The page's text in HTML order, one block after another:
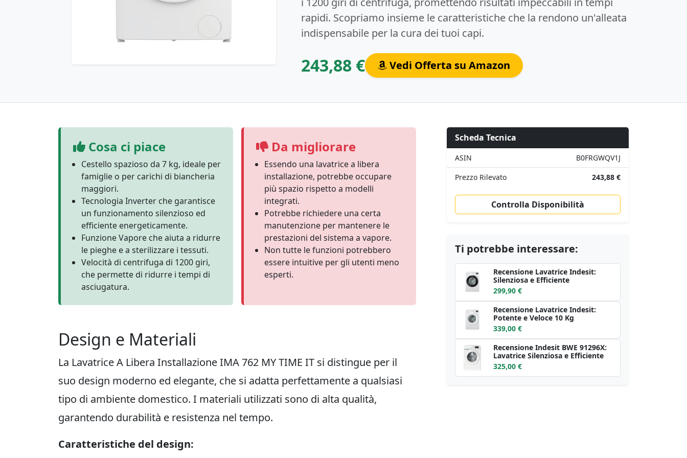
rapidi. Scopriamo insieme le caratteristiche che la rendono un'alleata
indispensabile per la cura dei tuoi capi.
243,88 € Vedi Offerta su Amazon
Cosa ci piace
Cestello spazioso da 7 kg, ideale per
famiglie o per carichi di biancheria
maggiori.
Tecnologia Inverter che garantisce
un funzionamento silenzioso ed
efficiente energeticamente.
Funzione Vapore che aiuta a ridurre
le pieghe e a sterilizzare i tessuti.
Velocità di centrifuga di 1200 giri,
che permette di ridurre i tempi di
asciugatura.
Da migliorare
Essendo una lavatrice a libera
installazione, potrebbe occupare
più spazio rispetto a modelli
integrati.
Potrebbe richiedere una certa
manutenzione per mantenere le
prestazioni del sistema a vapore.
Non tutte le funzioni potrebbero
essere intuitive per gli utenti meno
esperti.
Design e Materiali
La Lavatrice A Libera Installazione IMA 762 MY TIME IT si distingue per il
suo design moderno ed elegante, che si adatta perfettamente a qualsiasi
tipo di ambiente domestico. I materiali utilizzati sono di alta qualità,
garantendo durabilità e resistenza nel tempo.
Caratteristiche del design:
Scheda Tecnica
ASIN
B0FRGWQV1J
Prezzo Rilevato
243,88 €
Controlla Disponibilità
Ti potrebbe interessare:
Recensione Lavatrice Indesit:
Silenziosa e Efficiente
299,90 €
Recensione Lavatrice Indesit:
Potente e Veloce 10 Kg
339,00 €
Recensione Indesit BWE 91296X:
Lavatrice Silenziosa e Efficiente
325,00 €